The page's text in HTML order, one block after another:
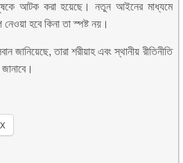
আটক করা হয়েছে। নতুন আইনের মাধ্যমে
হবে কিনা তা স্পষ্ট নয়।
জানিয়েছে, তারা শরীয়াহ এবং স্থানীয় রীতিনীতি
X